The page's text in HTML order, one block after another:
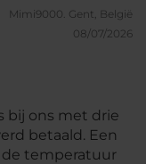
je vragen. Als
warm hart
Mimi9000. Gent, België
08/07/2026
bij ons met drie
betaald. Een
temperatuur